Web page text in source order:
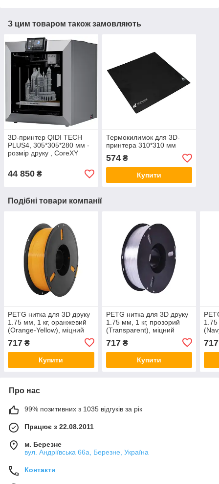
З цим товаром також замовляють
3D-принтер QIDI TECH
PLUS4, 305*305*280 мм -
розмір друку , CoreXY
44 850 ₴
Термокилимок для 3D-
принтера 310*310 мм
574₴
Купити
Подібні товари компанії
PETG нитка для 3D друку
1.75 мм, 1 кг, оранжевий
(Orange-Yellow), міцний
пластик для 3D-принтера
717 ₴
Купити
PETG нитка для 3D друку
1.75 мм, 1 кг, прозорий
(Transparent), міцний
пластик для 3D-принтера
717₴
Купити
1.75
717
Про нас
99% позитивних з 1035 відгуків за рік
Працює з 22.08.2011
м. Березне
вул. Андріївська 66а, Березне, Україна
Контакти